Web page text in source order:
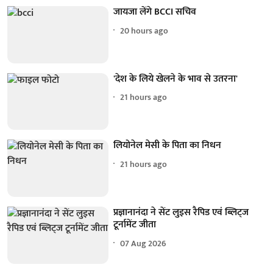
जायजा लेंगे BCCI सचिव
20 hours ago
'देश के लिये खेलने के भाव से उतरना'
21 hours ago
लियोनेल मेसी के पिता का निधन
21 hours ago
प्रज्ञानानंदा ने सेंट लुइस रैपिड एवं ब्लिट्ज
टूर्नामेंट जीता
07 Aug 2026